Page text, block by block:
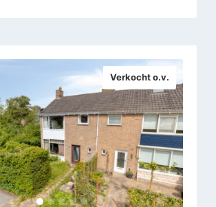
Verkocht o.v.